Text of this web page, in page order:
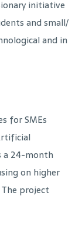
initiative
and small/
and in
for SMEs
a 24-month
on higher
project